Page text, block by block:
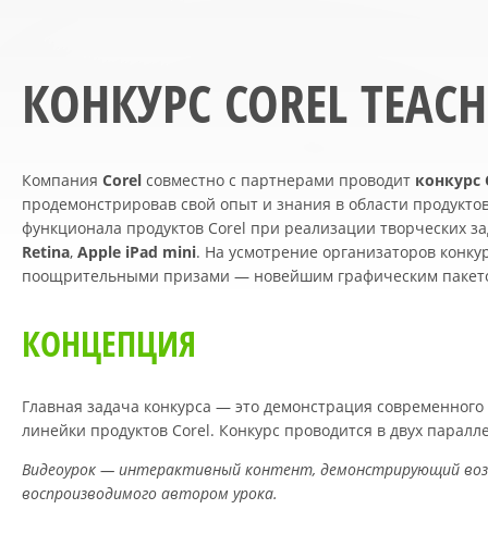
КОНКУРС COREL
Компания Corel совместно с партнерами проводит конкурс
продемонстрировав свой опыт и знания в области
функционала продуктов Corel при реализации творческих
Retina, Apple iPad mini. На усмотрение организаторов
поощрительными призами — новейшим графическим
КОНЦЕПЦИЯ
Главная задача конкурса — это демонстрация
линейки продуктов Corel. Конкурс проводится в двух
Видеоурок — интерактивный контент, демонстрирующий
воспроизводимого автором урока.